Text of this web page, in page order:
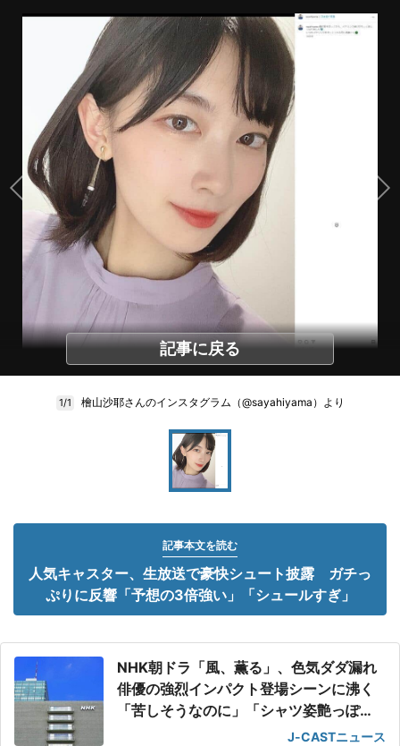
記事に戻る
1/1 檜山沙耶さんのインスタグラム（@sayahiyama）より
記事本文を読む
人気キャスター、生放送で豪快シュート披露 ガチっ
ぷりに反響「予想の3倍強い」「シュールすぎ」
NHK朝ドラ「風、薫る」、色気ダダ漏れ
俳優の強烈インパクト登場シーンに沸く
「苦しそうなのに」「シャツ姿艶っぽ
J-CASTニュース